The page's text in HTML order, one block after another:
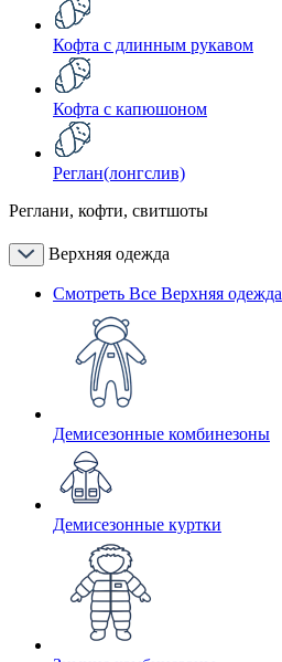
Кофта с длинным рукавом
Кофта с капюшоном
Реглан(лонгслив)
Реглани, кофти, свитшоты
Верхняя одежда
Смотреть Все Верхняя одежда
Демисезонные комбинезоны
Демисезонные куртки